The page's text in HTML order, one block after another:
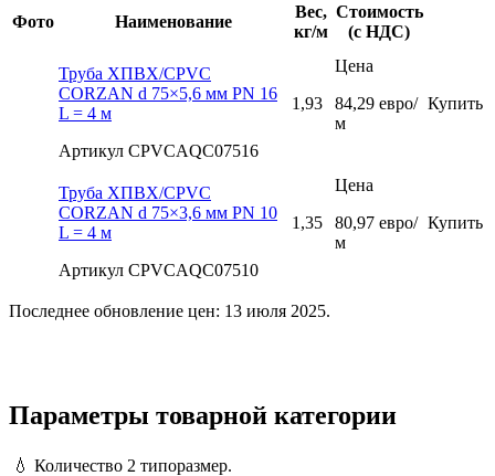
Фото Наименование
Вес,
кг/м
Стоимость
(с НДС)
Труба ХПВХ/CPVC
CORZAN d 75×5,6 мм PN 16
L = 4 м
Артикул CPVCAQC07516
1,93
Цена
84,29 евро/
м
Купить
Труба ХПВХ/CPVC
CORZAN d 75×3,6 мм PN 10
L = 4 м
Артикул CPVCAQC07510
1,35
Цена
80,97 евро/
м
Купить
Последнее обновление цен: 13 июля 2025.
Параметры товарной категории
💧 Количество 2 типоразмер.